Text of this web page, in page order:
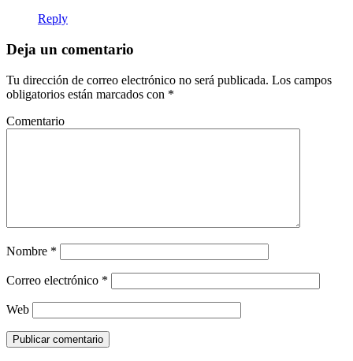
Reply
Deja un comentario
Tu dirección de correo electrónico no será publicada. Los campos
obligatorios están marcados con *
Comentario
Nombre *
Correo electrónico *
Web